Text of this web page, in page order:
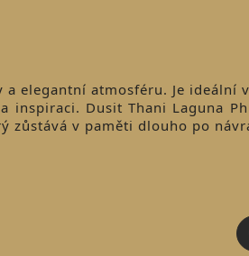
elegantní atmosféru. Je ideální
Dusit Thani Laguna
zůstává v paměti dlouho po